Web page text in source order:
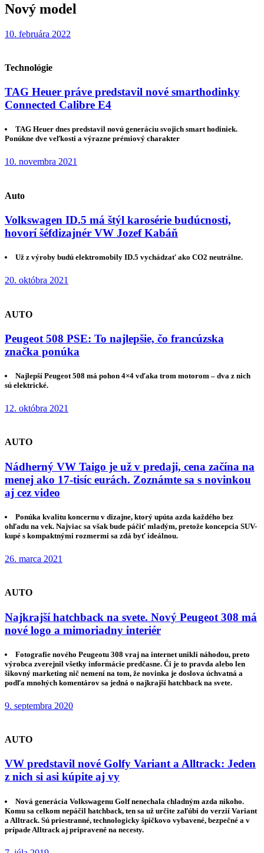
Nový model
10. februára 2022
Technológie
TAG Heuer práve predstavil nové smarthodinky
Connected Calibre E4
TAG Heuer dnes predstavil novú generáciu svojich smart hodiniek.
Ponúkne dve veľkosti a výrazne prémiový charakter
10. novembra 2021
Auto
Volkswagen ID.5 má štýl karosérie budúcnosti,
hovorí šéfdizajnér VW Jozef Kabáň
Už z výroby budú elektromobily ID.5 vychádzať ako CO2 neutrálne.
20. októbra 2021
AUTO
Peugeot 508 PSE: To najlepšie, čo francúzska
značka ponúka
Najlepší Peugeot 508 má pohon 4×4 vďaka trom motorom – dva z nich
sú elektrické.
12. októbra 2021
AUTO
Nádherný VW Taigo je už v predaji, cena začína na
menej ako 17-tisíc eurách. Zoznámte sa s novinkou
aj cez video
Ponúka kvalitu koncernu v dizajne, ktorý upúta azda každého bez
ohľadu na vek. Najviac sa však bude páčiť mladým, pretože koncepcia SUV-
kupé s kompaktnými rozmermi sa zdá byť ideálnou.
26. marca 2021
AUTO
Najkrajší hatchback na svete. Nový Peugeot 308 má
nové logo a mimoriadny interiér
Fotografie nového Peugeotu 308 vraj na internet unikli náhodou, preto
výrobca zverejnil všetky informácie predčasne. Či je to pravda alebo len
šikovný marketing nič nemení na tom, že novinka je doslova úchvatná a
podľa mnohých komentárov sa jedná o najkrajší hatchback na svete.
9. septembra 2020
AUTO
VW predstavil nové Golfy Variant a Alltrack: Jeden
z nich si asi kúpite aj vy
Nová generácia Volkswagenu Golf nenechala chladným azda nikoho.
Komu sa celkom nepáčil hatchback, ten sa už určite zaľúbi do verzií Variant
a Alltrack. Sú priestranné, technologicky špičkovo vybavené, bezpečné a v
prípade Alltrack aj pripravené na necesty.